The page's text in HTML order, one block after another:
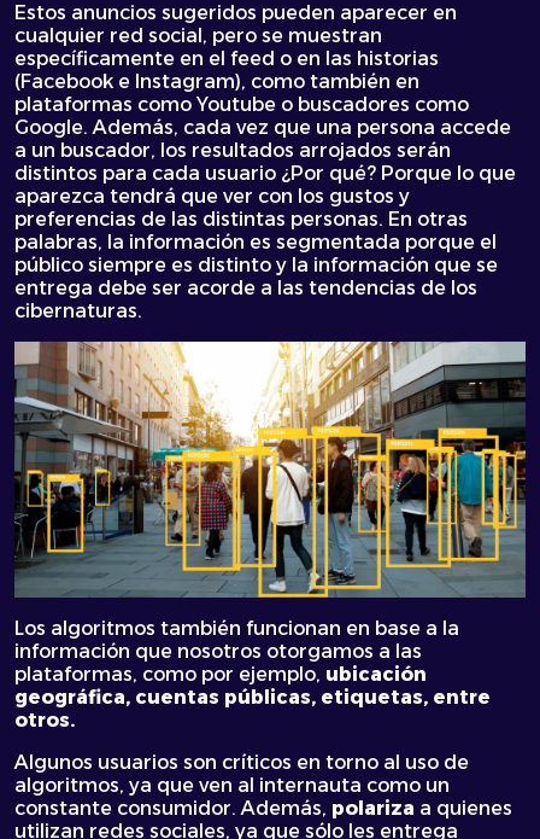
Estos anuncios sugeridos pueden aparecer en
cualquier red social, pero se muestran
específicamente en el feed o en las historias
(Facebook e Instagram), como también en
plataformas como Youtube o buscadores como
Google. Además, cada vez que una persona accede
a un buscador, los resultados arrojados serán
distintos para cada usuario ¿Por qué? Porque lo que
aparezca tendrá que ver con los gustos y
preferencias de las distintas personas. En otras
palabras, la información es segmentada porque el
público siempre es distinto y la información que se
entrega debe ser acorde a las tendencias de los
cibernaturas.
Los algoritmos también funcionan en base a la
información que nosotros otorgamos a las
plataformas, como por ejemplo, ubicación
geográfica, cuentas públicas, etiquetas, entre
otros.
Algunos usuarios son críticos en torno al uso de
algoritmos, ya que ven al internauta como un
constante consumidor. Además, polariza a quienes
utilizan redes sociales, ya que sólo les entrega